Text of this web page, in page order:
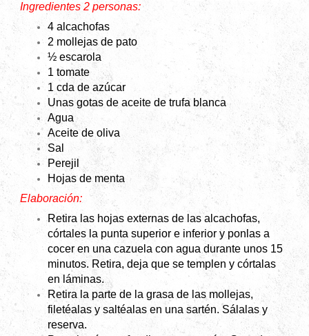
Ingredientes 2 personas:
4 alcachofas
2 mollejas de pato
½ escarola
1 tomate
1 cda de azúcar
Unas gotas de aceite de trufa blanca
Agua
Aceite de oliva
Sal
Perejil
Hojas de menta
Elaboración:
Retira las hojas externas de las alcachofas,
córtales la punta superior e inferior y ponlas a
cocer en una cazuela con agua durante unos 15
minutos. Retira, deja que se templen y córtalas
en láminas.
Retira la parte de la grasa de las mollejas,
filetéalas y saltéalas en una sartén. Sálalas y
reserva.